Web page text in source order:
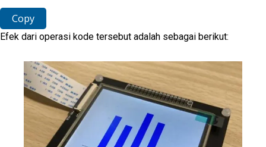
Copy
Efek dari operasi kode tersebut adalah sebagai berikut: